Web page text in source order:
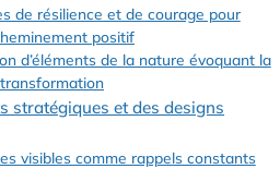
de résilience et de courage pour
positif
d’éléments de la nature évoquant la
stratégiques et des designs
visibles comme rappels constants